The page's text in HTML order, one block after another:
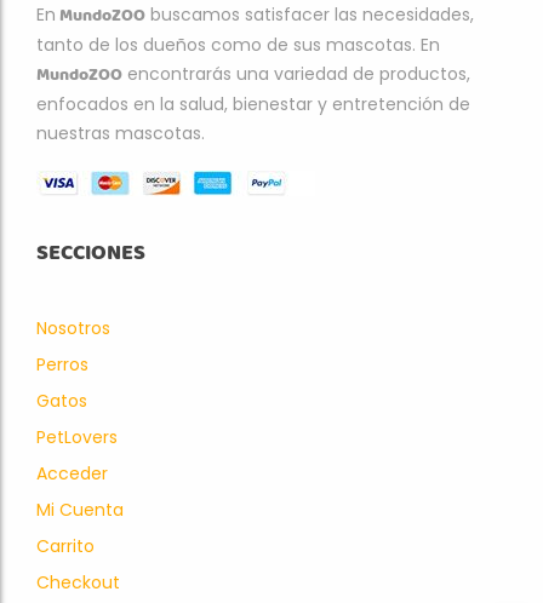
En MundoZOO buscamos satisfacer las necesidades,
tanto de los dueños como de sus mascotas. En
MundoZOO encontrarás una variedad de productos,
enfocados en la salud, bienestar y entretención de
nuestras mascotas.
SECCIONES
Nosotros
Perros
Gatos
PetLovers
Acceder
Mi Cuenta
Carrito
Checkout